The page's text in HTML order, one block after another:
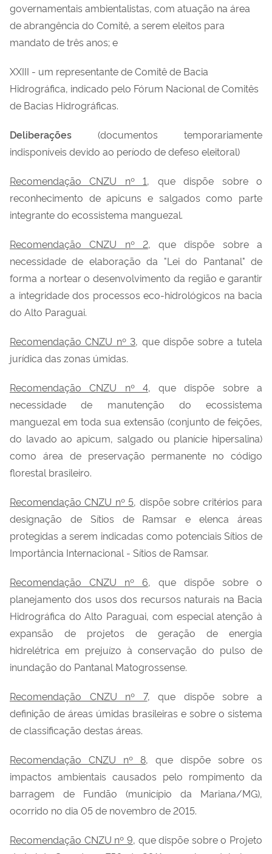
governamentais ambientalistas, com atuação na área
de abrangência do Comitê, a serem eleitos para
mandato de três anos; e
XXIII - um representante de Comitê de Bacia
Hidrográfica, indicado pelo Fórum Nacional de Comitês
de Bacias Hidrográficas.
Deliberações
(documentos temporariamente
indisponíveis devido ao período de defeso eleitoral)
Recomendação CNZU nº 1, que dispõe sobre o
reconhecimento de apicuns e salgados como parte
integrante do ecossistema manguezal.
Recomendação CNZU nº 2, que dispõe sobre a
necessidade de elaboração da "Lei do Pantanal" de
forma a nortear o desenvolvimento da região e garantir
a integridade dos processos eco-hidrológicos na bacia
do Alto Paraguai.
Recomendação CNZU nº 3, que dispõe sobre a tutela
jurídica das zonas úmidas.
Recomendação CNZU nº 4, que dispõe sobre a
necessidade de manutenção do ecossistema
manguezal em toda sua extensão (conjunto de feições,
do lavado ao apicum, salgado ou planície hipersalina)
como área de preservação permanente no código
florestal brasileiro.
Recomendação CNZU nº 5, dispõe sobre critérios para
designação de Sítios de
Ramsar
e elenca áreas
protegidas a serem indicadas como potenciais Sítios de
Importância Internacional - Sítios de Ramsar.
Recomendação CNZU nº 6, que dispõe sobre o
planejamento dos usos dos recursos naturais na Bacia
Hidrográfica do Alto Paraguai, com especial atenção à
expansão de projetos de geração de energia
hidrelétrica em prejuízo à conservação do pulso de
inundação do Pantanal Matogrossense.
Recomendação CNZU nº 7, que dispõe sobre a
definição de áreas úmidas brasileiras e sobre o sistema
de classificação destas áreas.
Recomendação CNZU nº 8, que dispõe sobre os
impactos ambientais causados pelo rompimento da
barragem de Fundão (município da Mariana/MG),
ocorrido no dia 05 de novembro de 2015.
Recomendação CNZU nº 9, que dispõe sobre o Projeto